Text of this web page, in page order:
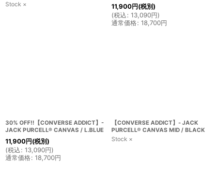
Stock × 11,900円(税別)
(税込: 13,090円)
通常価格: 18,700円
30% OFF!!【CONVERSE ADDICT】-
JACK PURCELL® CANVAS / L.BLUE
11,900円(税別)
(税込: 13,090円)
通常価格: 18,700円
【CONVERSE ADDICT】- JACK
PURCELL® CANVAS MID / BLACK
Stock ×